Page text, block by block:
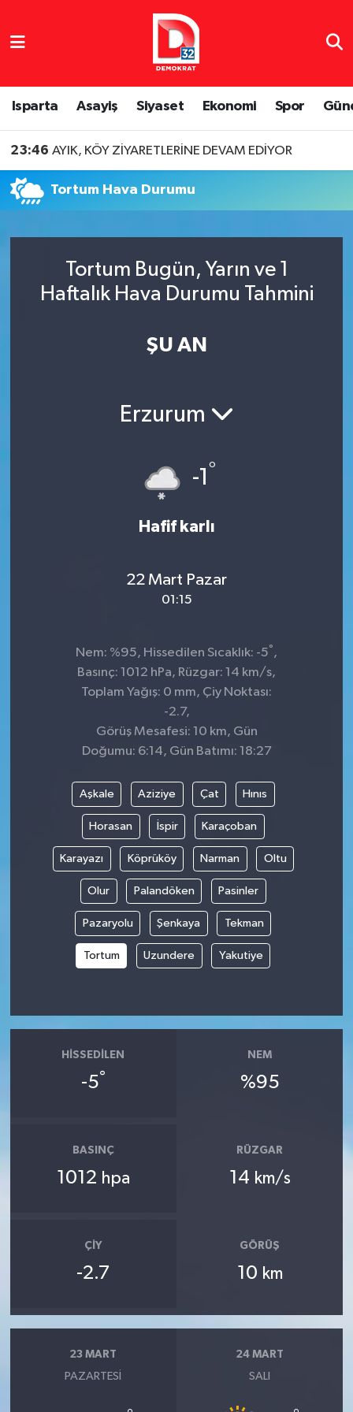
Isparta Asayiş Siyaset Ekonomi Spor
23:46 AYIK, KÖY ZİYARETLERİNE DEVAM EDİYOR
Tortum Hava Durumu
Tortum Bugün, Yarın ve 1
Haftalık Hava Durumu Tahmini
ŞU AN
Erzurum
-1 °
Hafif karlı
22 Mart Pazar
01:15
Nem: %95, Hissedilen Sıcaklık: -5°,
Basınç: 1012 hPa, Rüzgar: 14 km/s,
Toplam Yağış: 0 mm, Çiy Noktası:
-2.7,
Görüş Mesafesi: 10 km, Gün
Doğumu: 6:14, Gün Batımı: 18:27
Aşkale Aziziye Çat Hınıs
Horasan İspir Karaçoban
Karayazı Köprüköy Narman Oltu
Olur Palandöken Pasinler
Pazaryolu Şenkaya Tekman
Tortum Uzundere Yakutiye
HISSEDILEN
-5°
NEM
%95
BASINÇ
1012 hpa
RÜZGAR
14 km/s
ÇIY
-2.7
GÖRÜŞ
10 km
23 MART
PAZARTESI
24 MART
SALI
Isparta Nöbetçi Eczaneler
Isparta Hava Durumu
Tüm Manşetler
Son Dakika Haberleri